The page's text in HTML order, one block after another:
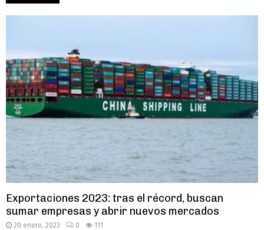
Exportaciones 2023: tras el récord, buscan
sumar empresas y abrir nuevos mercados
20 enero, 2023 0 111